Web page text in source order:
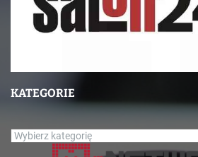
KATEGORIE
K